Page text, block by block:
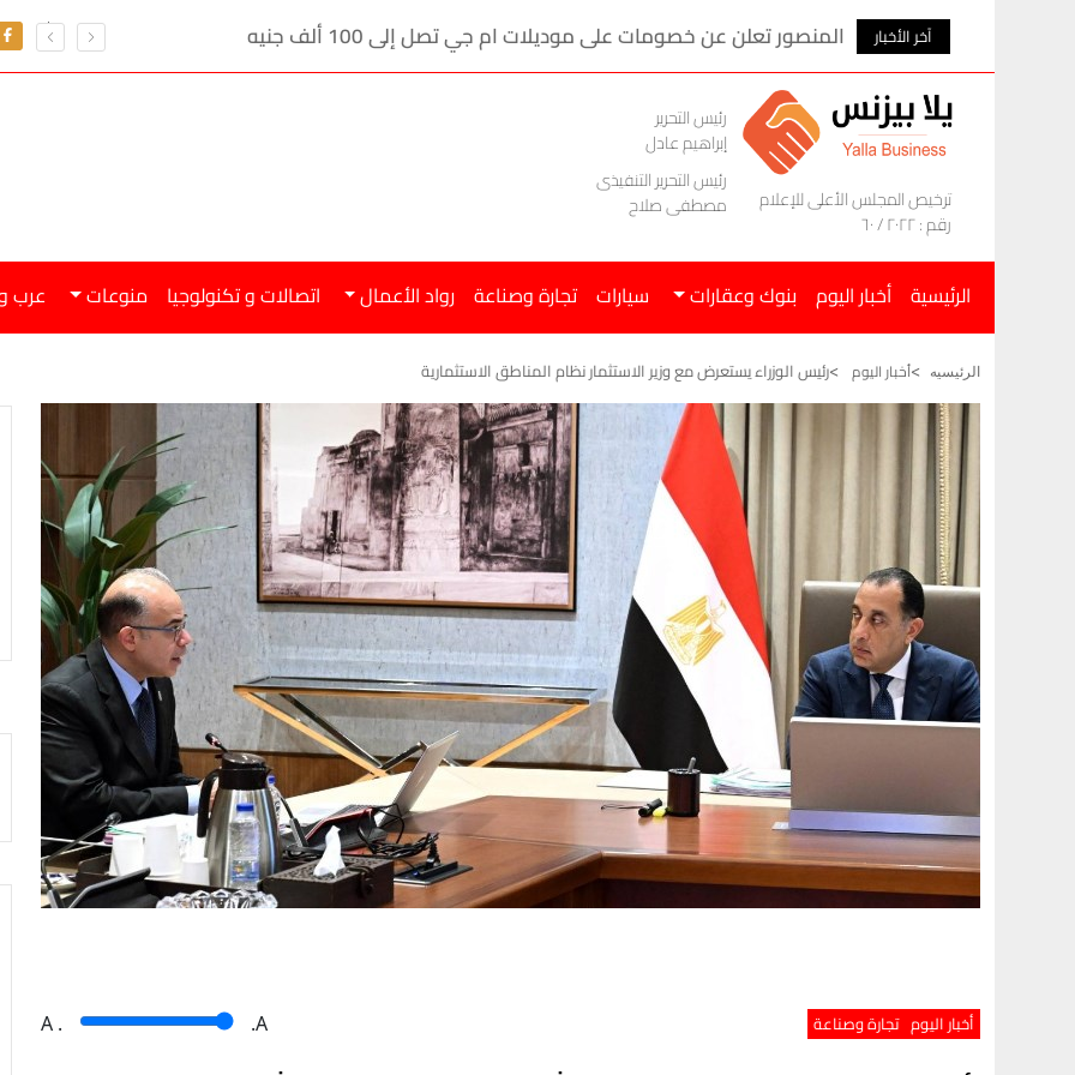
آخر الأخبار المنصور تعلن عن خصومات على موديلات ام جي تصل إلى 100 ألف جنيه
ترخيص المجلس الأعلى للإعلام
رقم : ٢٠٢٢ / ٦٠
رئيس التحرير
إبراهيم عادل
رئيس التحرير التنفيذى
مصطفى صلاح
الرئيسية أخبار اليوم بنوك وعقارات سيارات تجارة وصناعة رواد الأعمال اتصالات و تكنولوجيا منوعات عرب
الرئيسيه أخبار اليوم رئيس الوزراء يستعرض مع وزير الاستثمار نظام المناطق الاستثمارية
أخبار اليوم تجارة وصناعة A . .A